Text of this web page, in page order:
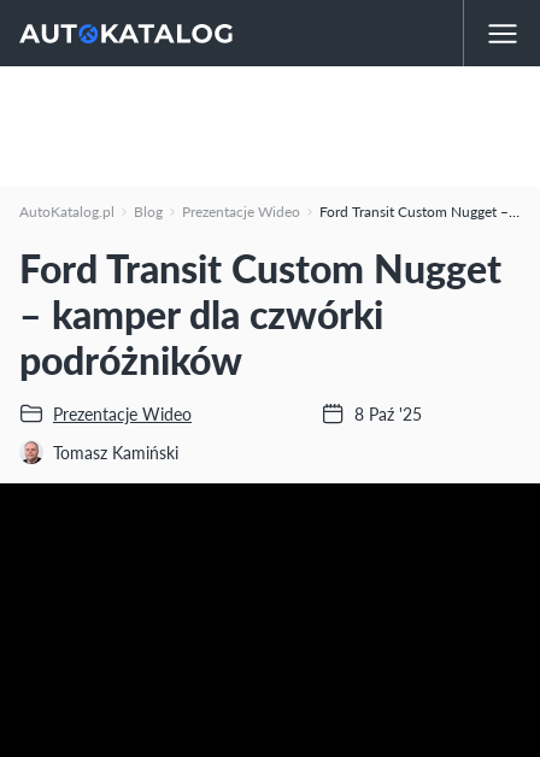
AutoKatalog.pl Blog Prezentacje Wideo Ford Transit Custom Nugget – kamper dla czwórki podróżników
Ford Transit Custom Nugget
– kamper dla czwórki
podróżników
Prezentacje Wideo
Tomasz Kamiński
8 Paź '25